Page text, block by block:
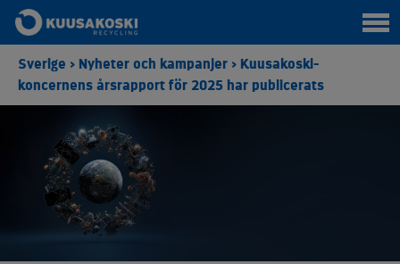
Sverige > Nyheter och kampanjer > Kuusakoski-
koncernens årsrapport för 2025 har publicerats